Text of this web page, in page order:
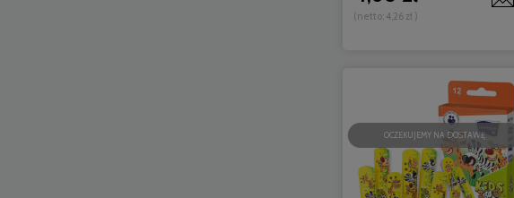
(netto: 4,26 zł )
OCZEKUJEMY NA DOSTAWĘ